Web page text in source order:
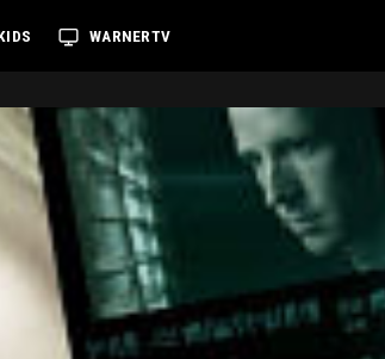
WARNERTV